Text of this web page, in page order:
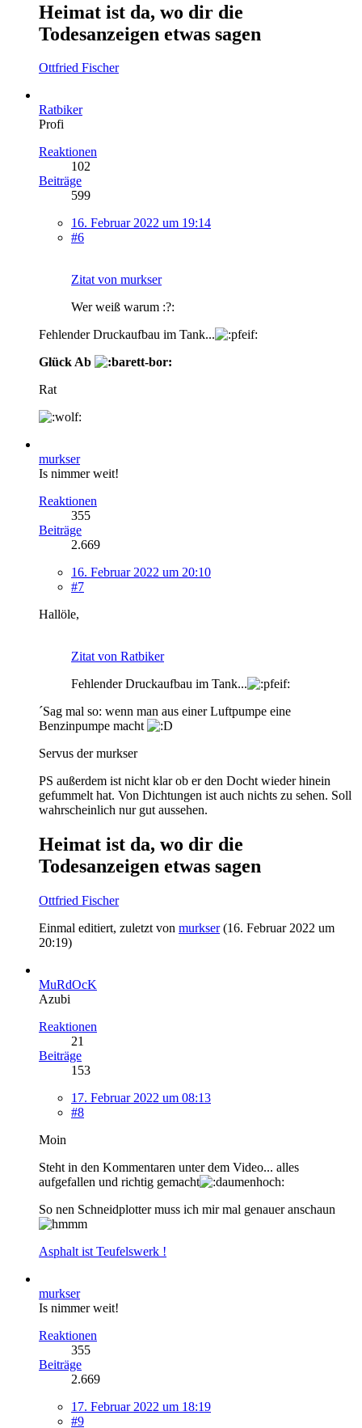
Heimat ist da, wo dir die
Todesanzeigen etwas sagen
Ottfried Fischer
Ratbiker
Profi
Reaktionen
102
Beiträge
599
16. Februar 2022 um 19:14
#6
Zitat von murkser
Wer weiß warum :?:
Fehlender Druckaufbau im Tank...
Glück Ab
Rat
murkser
Is nimmer weit!
Reaktionen
355
Beiträge
2.669
16. Februar 2022 um 20:10
#7
Hallöle,
Zitat von Ratbiker
Fehlender Druckaufbau im Tank...
´Sag mal so: wenn man aus einer Luftpumpe eine
Benzinpumpe macht
Servus der murkser
PS außerdem ist nicht klar ob er den Docht wieder hinein
gefummelt hat. Von Dichtungen ist auch nichts zu sehen. Soll
wahrscheinlich nur gut aussehen.
Heimat ist da, wo dir die
Todesanzeigen etwas sagen
Ottfried Fischer
Einmal editiert, zuletzt von murkser(16. Februar 2022 um
20:19)
MuRdOcK
Azubi
Reaktionen
21
Beiträge
153
17. Februar 2022 um 08:13
#8
Moin
Steht in den Kommentaren unter dem Video... alles
aufgefallen und richtig gemacht
So nen Schneidplotter muss ich mir mal genauer anschaun
Asphalt ist Teufelswerk !
murkser
Is nimmer weit!
Reaktionen
355
Beiträge
2.669
17. Februar 2022 um 18:19
#9